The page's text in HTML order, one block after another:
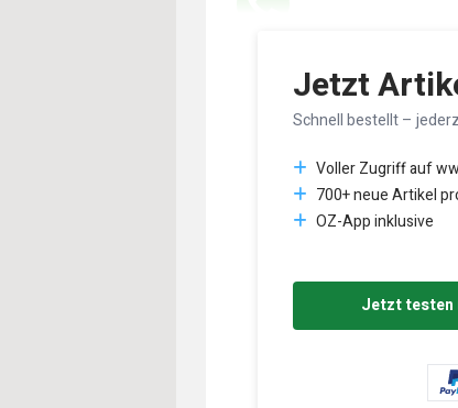
Jetzt
Schnell bestellt –
Voller Zugriff auf
700+ neue Artikel
OZ-App inklusive
Jetzt testen